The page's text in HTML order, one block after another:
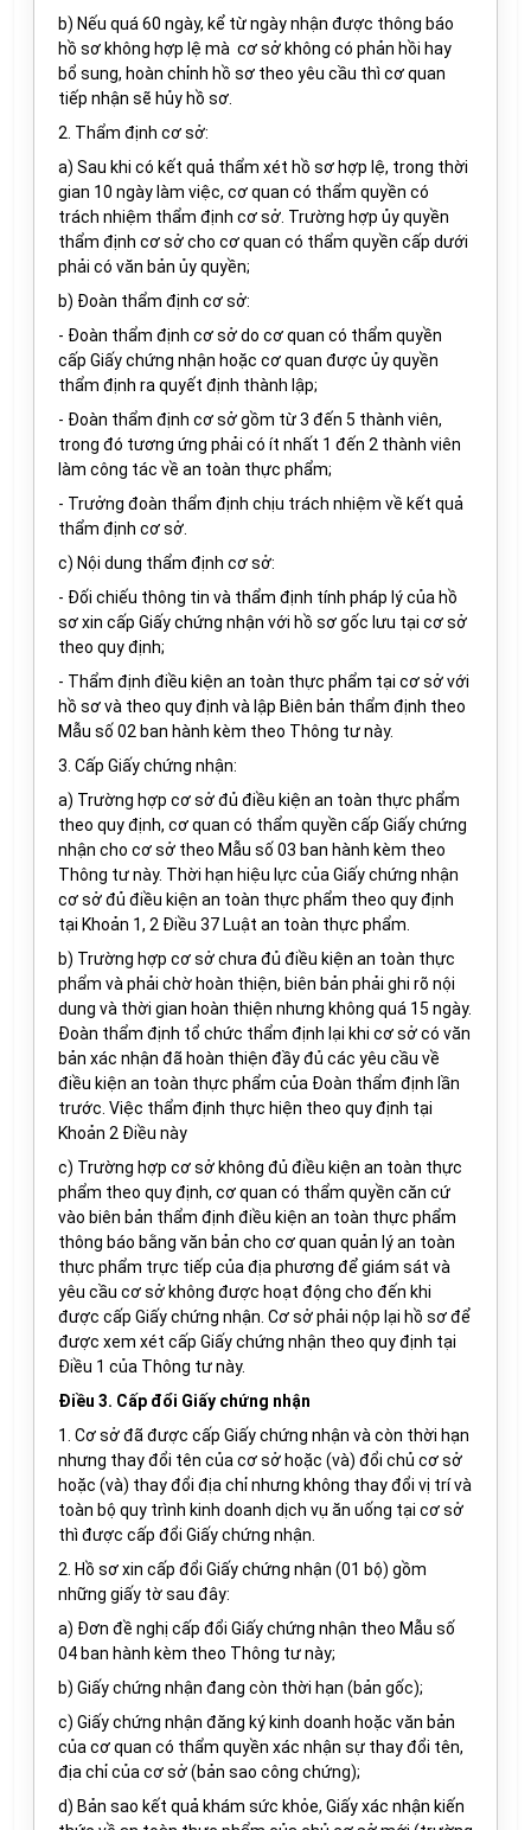
b) Nếu quá 60 ngày, kể từ ngày nhận được thông báo
hồ sơ không hợp lệ mà cơ sở không có phản hồi hay
bổ sung, hoàn chỉnh hồ sơ theo yêu cầu thì cơ quan
tiếp nhận sẽ hủy hồ sơ.
2. Thẩm định cơ sở:
a) Sau khi có kết quả thẩm xét hồ sơ hợp lệ, trong thời
gian 10 ngày làm việc, cơ quan có thẩm quyền có
trách nhiệm thẩm định cơ sở. Trường hợp ủy quyền
thẩm định cơ sở cho cơ quan có thẩm quyền cấp dưới
phải có văn bản ủy quyền;
b) Đoàn thẩm định cơ sở:
- Đoàn thẩm định cơ sở do cơ quan có thẩm quyền
cấp Giấy chứng nhận hoặc cơ quan được ủy quyền
thẩm định ra quyết định thành lập;
- Đoàn thẩm định cơ sở gồm từ 3 đến 5 thành viên,
trong đó tương ứng phải có ít nhất 1 đến 2 thành viên
làm công tác về an toàn thực phẩm;
- Trưởng đoàn thẩm định chịu trách nhiệm về kết quả
thẩm định cơ sở.
c) Nội dung thẩm định cơ sở:
- Đối chiếu thông tin và thẩm định tính pháp lý của hồ
sơ xin cấp Giấy chứng nhận với hồ sơ gốc lưu tại cơ sở
theo quy định;
- Thẩm định điều kiện an toàn thực phẩm tại cơ sở với
hồ sơ và theo quy định và lập Biên bản thẩm định theo
Mẫu số 02 ban hành kèm theo Thông tư này.
3. Cấp Giấy chứng nhận:
a) Trường hợp cơ sở đủ điều kiện an toàn thực phẩm
theo quy định, cơ quan có thẩm quyền cấp Giấy chứng
nhận cho cơ sở theo Mẫu số 03 ban hành kèm theo
Thông tư này. Thời hạn hiệu lực của Giấy chứng nhận
cơ sở đủ điều kiện an toàn thực phẩm theo quy định
tại Khoản 1, 2 Điều 37 Luật an toàn thực phẩm.
b) Trường hợp cơ sở chưa đủ điều kiện an toàn thực
phẩm và phải chờ hoàn thiện, biên bản phải ghi rõ nội
dung và thời gian hoàn thiện nhưng không quá 15 ngày.
Đoàn thẩm định tổ chức thẩm định lại khi cơ sở có văn
bản xác nhận đã hoàn thiện đầy đủ các yêu cầu về
điều kiện an toàn thực phẩm của Đoàn thẩm định lần
trước. Việc thẩm định thực hiện theo quy định tại
Khoản 2 Điều này
c) Trường hợp cơ sở không đủ điều kiện an toàn thực
phẩm theo quy định, cơ quan có thẩm quyền căn cứ
vào biên bản thẩm định điều kiện an toàn thực phẩm
thông báo bằng văn bản cho cơ quan quản lý an toàn
thực phẩm trực tiếp của địa phương để giám sát và
yêu cầu cơ sở không được hoạt động cho đến khi
được cấp Giấy chứng nhận. Cơ sở phải nộp lại hồ sơ để
được xem xét cấp Giấy chứng nhận theo quy định tại
Điều 1 của Thông tư này.
Điều 3. Cấp đổi Giấy chứng nhận
1. Cơ sở đã được cấp Giấy chứng nhận và còn thời hạn
nhưng thay đổi tên của cơ sở hoặc (và) đổi chủ cơ sở
hoặc (và) thay đổi địa chỉ nhưng không thay đổi vị trí và
toàn bộ quy trình kinh doanh dịch vụ ăn uống tại cơ sở
thì được cấp đổi Giấy chứng nhận.
2. Hồ sơ xin cấp đổi Giấy chứng nhận (01 bộ) gồm
những giấy tờ sau đây:
a) Đơn đề nghị cấp đổi Giấy chứng nhận theo Mẫu số
04 ban hành kèm theo Thông tư này;
b) Giấy chứng nhận đang còn thời hạn (bản gốc);
c) Giấy chứng nhận đăng ký kinh doanh hoặc văn bản
của cơ quan có thẩm quyền xác nhận sự thay đổi tên,
địa chỉ của cơ sở (bản sao công chứng);
d) Bản sao kết quả khám sức khỏe, Giấy xác nhận kiến